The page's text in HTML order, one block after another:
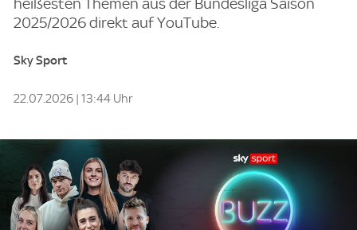
2025/2026 direkt auf YouTube.
Sky Sport
22.07.2026 | 13:44 Uhr